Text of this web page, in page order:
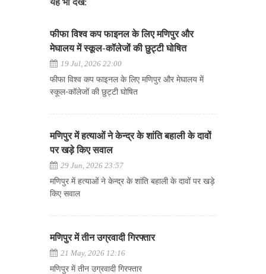
यह भी देखें:
फीफा विश्व कप फाइनल के लिए मणिपुर और
मेघालय में स्कूल-कॉलेजों की छुट्टी घोषित
19 Jul, 2026 22:00
फीफा विश्व कप फाइनल के लिए मणिपुर और मेघालय में
स्कूल-कॉलेजों की छुट्टी घोषित
मणिपुर में हत्याओं ने केन्द्र के शांति बहाली के दावों
पर खड़े किए सवाल
29 Jun, 2026 23:57
मणिपुर में हत्याओं ने केन्द्र के शांति बहाली के दावों पर खड़े
किए सवाल
मणिपुर में तीन उग्रवादी गिरफ्तार
21 May, 2026 12:16
मणिपुर में तीन उग्रवादी गिरफ्तार